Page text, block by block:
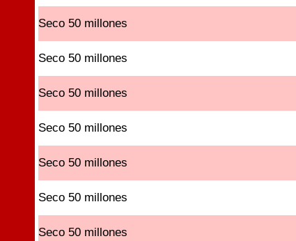
Seco 50 millones
Seco 50 millones
Seco 50 millones
Seco 50 millones
Seco 50 millones
Seco 50 millones
Seco 50 millones